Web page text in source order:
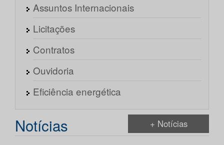
Assuntos Internacionais
Licitações
Contratos
Ouvidoria
Eficiência energética
Notícias + Notícias